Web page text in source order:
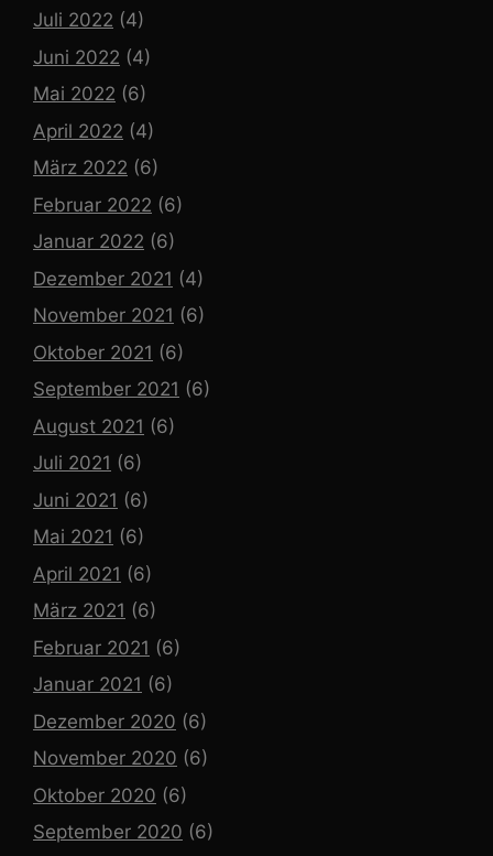
Juli 2022 (4)
Juni 2022 (4)
Mai 2022 (6)
April 2022 (4)
März 2022 (6)
Februar 2022 (6)
Januar 2022 (6)
Dezember 2021 (4)
November 2021 (6)
Oktober 2021 (6)
September 2021 (6)
August 2021 (6)
Juli 2021 (6)
Juni 2021 (6)
Mai 2021 (6)
April 2021 (6)
März 2021 (6)
Februar 2021 (6)
Januar 2021 (6)
Dezember 2020 (6)
November 2020 (6)
Oktober 2020 (6)
September 2020 (6)